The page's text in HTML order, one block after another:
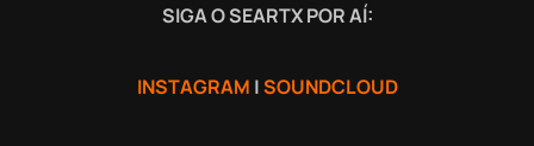
SIGA O SEARTX POR AÍ:
INSTAGRAM |SOUNDCLOUD